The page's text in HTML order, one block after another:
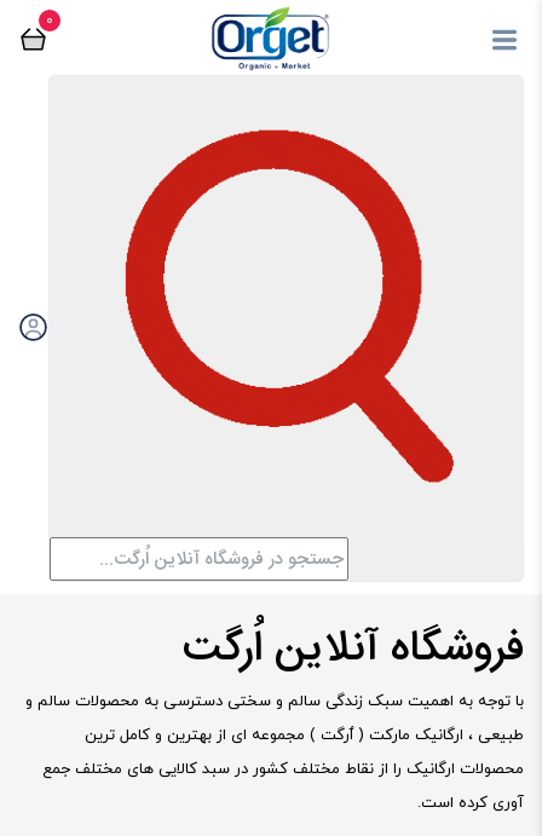
0
ادویه جات
مرتب سازی بر اساس:
اولویت بندی گران‌ترین
فروشگاه آنلاین اُرگت
با توجه به اهمیت سبک زندگی سالم و سختی دسترسی به محصولات سالم و
طبیعی ، ارگانیک مارکت ( ٱرگت ) مجموعه ای از بهترین و کامل ترین
محصولات ارگانیک را از نقاط مختلف کشور در سبد کالایی های مختلف جمع
آوری کرده است.